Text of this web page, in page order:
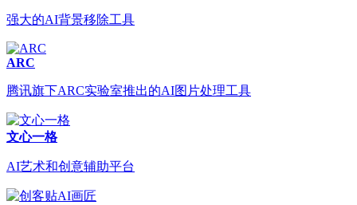
强大的AI背景移除工具
ARC
腾讯旗下ARC实验室推出的AI图片处理工具
文心一格
AI艺术和创意辅助平台